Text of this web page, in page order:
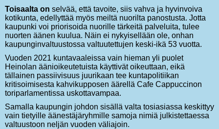
Toisaalta on selvää, että tavoite, siis vahva ja hyvinvoiva
kotikunta, edellyttää myös meiltä nuorilta panostusta. Jotta
kaupunki voi priorisoida nuorille tärkeitä palveluita, tulee
nuorten äänen kuulua. Näin ei nykyisellään ole, onhan
kaupunginvaltuustossa valtuutettujen keski-ikä 53 vuotta.
Vuoden 2021 kuntavaaleissa vain hieman yli puolet
Heinolan äänioikeutetuista käyttivät oikeuttaan, eikä
tällainen passiivisuus juurikaan tee kuntapolitiikan
kritisoimisesta kahvikupposen äärellä Cafe Cappuccinon
toriparlamentissa uskottavampaa.
Samalla kaupungin johdon sisällä valta tosiasiassa keskittyy
vain tietyille äänestäjäryhmille samoja nimiä julkistettaessa
valtuustoon neljän vuoden väliajoin.